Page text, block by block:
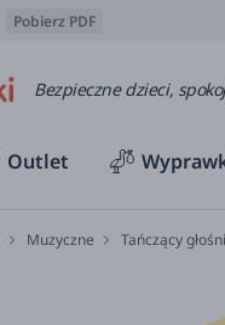
Pobierz PDF
Bezpieczne dzieci,
Outlet
Muzyczne Tańczący